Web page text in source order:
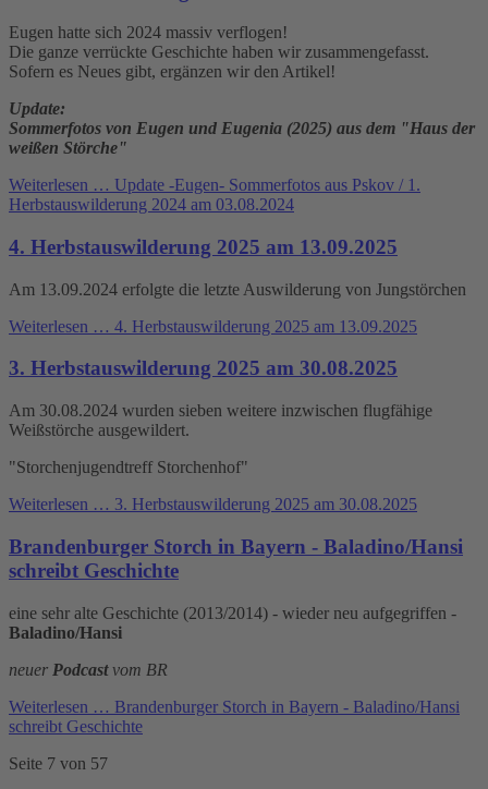
Eugen hatte sich 2024 massiv verflogen!
Die ganze verrückte Geschichte haben wir zusammengefasst.
Sofern es Neues gibt, ergänzen wir den Artikel!
Update:
Sommerfotos von Eugen und Eugenia (2025) aus dem "Haus der
weißen Störche"
Weiterlesen … Update -Eugen- Sommerfotos aus Pskov / 1.
Herbstauswilderung 2024 am 03.08.2024
4. Herbstauswilderung 2025 am 13.09.2025
Am 13.09.2024 erfolgte die letzte Auswilderung von Jungstörchen
Weiterlesen … 4. Herbstauswilderung 2025 am 13.09.2025
3. Herbstauswilderung 2025 am 30.08.2025
Am 30.08.2024 wurden sieben weitere inzwischen flugfähige
Weißstörche ausgewildert.
"Storchenjugendtreff Storchenhof"
Weiterlesen … 3. Herbstauswilderung 2025 am 30.08.2025
Brandenburger Storch in Bayern - Baladino/Hansi
schreibt Geschichte
eine sehr alte Geschichte (2013/2014) - wieder neu aufgegriffen -
Baladino/Hansi
neuer Podcastvom BR
Weiterlesen … Brandenburger Storch in Bayern - Baladino/Hansi
schreibt Geschichte
Seite 7 von 57